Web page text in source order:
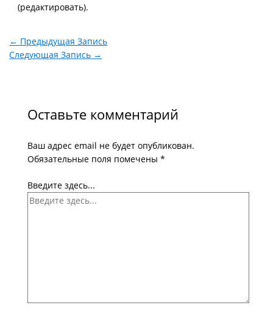
(редактировать).
← Предыдущая Запись
Следующая Запись →
Оставьте комментарий
Ваш адрес email не будет опубликован.
Обязательные поля помечены *
Введите здесь...